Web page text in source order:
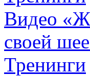
Видео
своей
Тренинги